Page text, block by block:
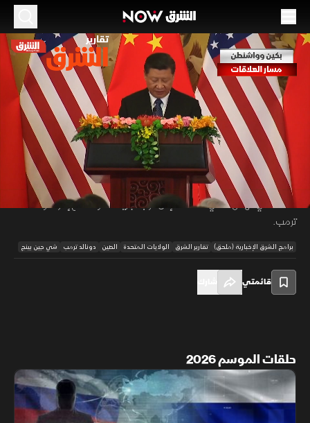
00:11 02:51
الموسم 2026
بكين وواشنطن.. مسار العلاقات
13 مايو 2026 02:51 أخبار
تقارير الشرق
مرت العلاقات الأميركية الصينية بمسار طويل ومعقد جمع بين التعاون
والصدام، بدءاً من الحربين العالميتين مروراً بالحرب الكورية والانقسام الصيني
بين بكين وتايبيه، وصولاً إلى الاعتراف الأميركي بالصين الشعبية ثم صعودها
الاقتصادي الهائل، الذي قاد لاحقاً إلى حرب تجارية مفتوحة مع إدارة دونالد
ترمب.
برامج الشرق الإخبارية (ملحق) تقارير الشرق الولايات المتحدة الصين دونالد ترمب شي جين بينج
قائمتي
حلقات الموسم 2026